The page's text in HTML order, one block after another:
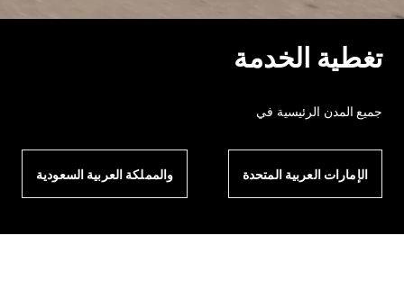
تغطية الخدمة
جميع المدن الرئيسية في
الإمارات العربية المتحدة والمملكة العربية السعودية